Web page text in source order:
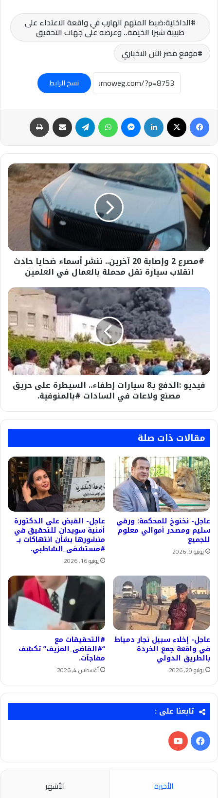
الداخلية:ضبط المتهم الهارب في واقعة الاعتداء على
طبيبة شبرا الخيمة.. وعرضه على جهات التحقيق
موقع مصر الآن الاخباري
نسخ الرابط
فيسبوك لينكدإن ماسنجر واتساب تيلقرام مشاركة عبر البريد
#مصرع
2
وإصابة
20
آخرين..
ننشر
أسماء
ضحايا
حادث
انقلاب
محملة
#مصرع 2 وإصابة 20 آخرين.. ننشر أسماء ضحايا حادث
انقلاب سيارة نقل محملة بالعمال في العلمين
فيديو
السيطرة
على
حريق
مصنع
ولاعات
#بالمنوفية.
فيديو :الدفع بـ8 سيارات إطفاء.. السيطرة على حريق
مصنع ولاعات في السادات #بالمنوفية.
مقالات ذات صلة
عاجل- نخنوخ للمحكمة: ورقي
سليم ومصدر أموالي معلوم
للجميع
يونيو 9, 2026
عاجل- القبض على الدكتورة
أمنية سويدان للتحقيق في
منشورها بشأن انتهاكات بــ
#مستشفى_الشاطبي.
يونيو 16, 2026
عاجل- إخلاء سبيل نجار دمياط
في واقعة جمع الخردة
بالطريق الدولي
يوليو 20, 2026
#التحقيقات مع
“#القاضى_المزيف” تكشف
مفاجآت.
أغسطس 4, 2026
تابعنا على :
فيسبوك‫YouTube
الأخيرة الأشهر